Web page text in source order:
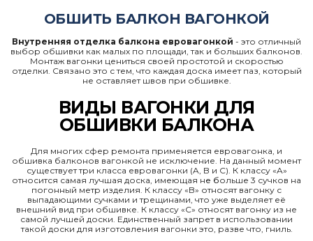
ОБШИТЬ БАЛКОН ВАГОНКОЙ
Внутренняя отделка балкона евровагонкой - это отличный
выбор обшивки как малых по площади, так и больших балконов.
Монтаж вагонки цениться своей простотой и скоростью
отделки. Связано это с тем, что каждая доска имеет паз, который
не оставляет швов при обшивке.
ВИДЫ ВАГОНКИ ДЛЯ
ОБШИВКИ БАЛКОНА
Для многих сфер ремонта применяется евровагонка, и
обшивка балконов вагонкой не исключение. На данный момент
существует три класса евровагонки (A, B и C). К классу «A»
относится самая лучшая доска, имеющая не больше 3 сучков на
погонный метр изделия. К классу «B» относят вагонку с
выпадающими сучками и трещинами, что уже выделяет её
внешний вид при обшивке. К классу «C» относят вагонку из не
самой лучшей доски. Единственный запрет в использовании
такой доски для изготовления вагонки это, разве что, гниль.